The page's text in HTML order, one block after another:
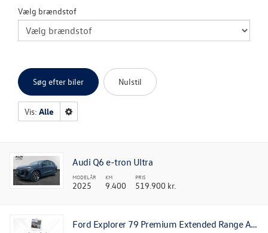
NYHEDER
Vælg brændstof
Søg efter biler Nulstil
Vis: Alle
Audi Q6 e-tron Ultra
MODELÅR
2025
KM
9.400
PRIS
519.900 kr.
Ford Explorer 79 Premium Extended Range AWD